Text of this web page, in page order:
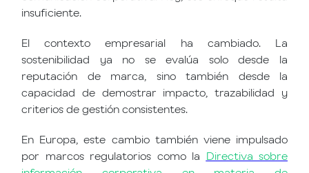
insuficiente.
El contexto empresarial ha cambiado. La
sostenibilidad ya no se evalúa solo desde la
reputación de marca, sino también desde la
capacidad de demostrar impacto, trazabilidad y
criterios de gestión consistentes.
En Europa, este cambio también viene impulsado
por marcos regulatorios como la Directiva sobre